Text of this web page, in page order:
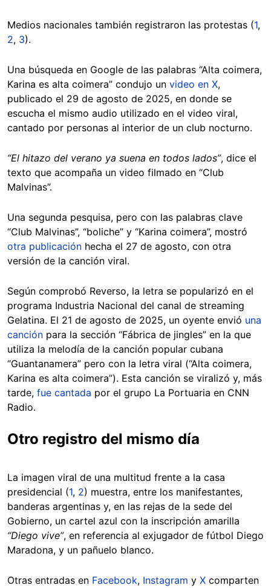
Medios nacionales también registraron las protestas (1,
2, 3).
Una búsqueda en Google de las palabras “Alta coimera,
Karina es alta coimera” condujo un video en X,
publicado el 29 de agosto de 2025, en donde se
escucha el mismo audio utilizado en el video viral,
cantado por personas al interior de un club nocturno.
“El hitazo del verano ya suena en todos lados”, dice el
texto que acompaña un video filmado en “Club
Malvinas”.
Una segunda pesquisa, pero con las palabras clave
“Club Malvinas”, “boliche” y “Karina coimera”, mostró
otra publicación hecha el 27 de agosto, con otra
versión de la canción viral.
Según comprobó Reverso, la letra se popularizó en el
programa Industria Nacional del canal de streaming
Gelatina. El 21 de agosto de 2025, un oyente envió una
canción para la sección “Fábrica de jingles” en la que
utiliza la melodía de la canción popular cubana
“Guantanamera” pero con la letra viral (“Alta coimera,
Karina es alta coimera”). Esta canción se viralizó y, más
tarde, fue cantada por el grupo La Portuaria en CNN
Radio.
Otro registro del mismo día
La imagen viral de una multitud frente a la casa
presidencial (1, 2) muestra, entre los manifestantes,
banderas argentinas y, en las rejas de la sede del
Gobierno, un cartel azul con la inscripción amarilla
“Diego vive”, en referencia al exjugador de fútbol Diego
Maradona, y un pañuelo blanco.
Otras entradas en Facebook, Instagram y X comparten